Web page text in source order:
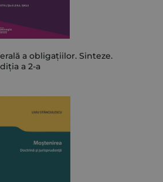
a obligațiilor. Sinteze.
a 2-a